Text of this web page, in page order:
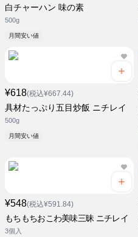
白チャーハン 味の素
500g
月間安い値
¥618(税込¥667.44)
具材たっぷり五目炒飯 ニチレイ
500g
月間安い値
¥548(税込¥591.84)
もちもちおこわ美味三昧 ニチレイ
3個入